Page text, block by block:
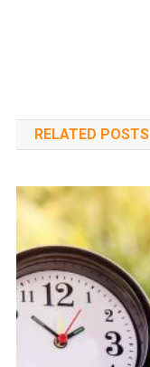
RELATED POSTS